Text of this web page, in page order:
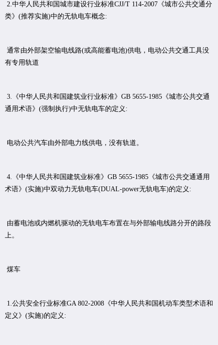
2.中华人民共和国城市建设行业标准CJJ/T 114-2007《城市公共交通分
类》(推荐实施)中的无轨电车概念:
通常由外部架空输电线路(或高能蓄电池)供电，电动公共交通工具没
有专用轨道
3.《中华人民共和国建筑业行业标准》GB 5655-1985《城市公共交通
通用术语》(强制执行)中无轨电车的定义:
电动公共汽车由外部电力线供电，没有轨道。
4.《中华人民共和国建筑业标准》GB 5655-1985《城市公共交通通用
术语》(实施)中双动力无轨电车(DUAL-power无轨电车)的定义:
由蓄电池或内燃机驱动的无轨电车布置在与外部输电线路分开的路段
上。
煤车
1.公共安全行业标准GA 802-2008《中华人民共和国机动车类型术语和
定义》(实施)的定义: